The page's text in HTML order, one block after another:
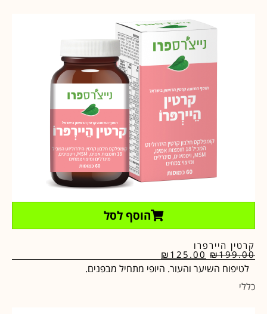
הוסף לסל
קרטין היירפרו
₪199.00
₪ 125.00
לטיפוח השיער והעור. היופי מתחיל מבפנים.
כללי